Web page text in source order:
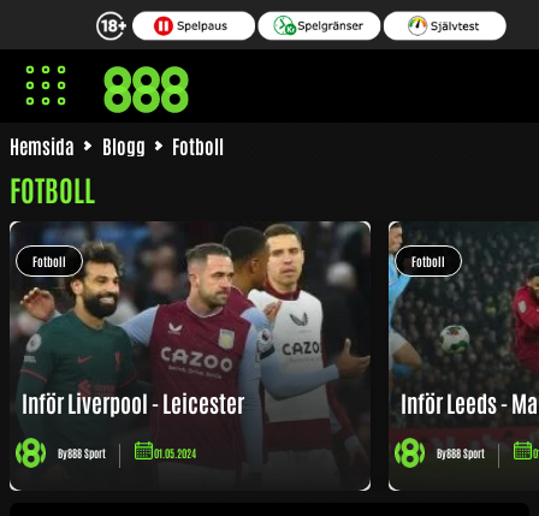
Hemsida Blogg Fotboll
FOTBOLL
Fotboll
Inför Liverpool - Leicester
By888 Sport 01.05.2024
Fotboll
Inför Leeds -
By888 Sport